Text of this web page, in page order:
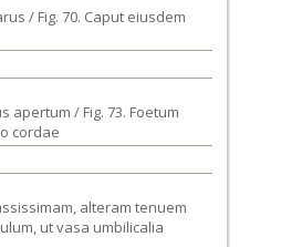
/ Fig. 70. Caput eiusdem
apertum / Fig. 73. Foetum
cordae
alteram tenuem
ut vasa umbilicalia